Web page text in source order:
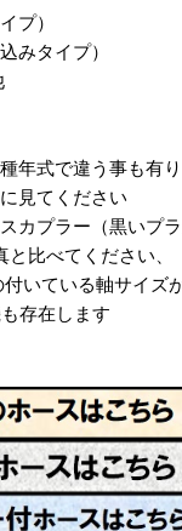
プ）
みタイプ）
年式で違う事も有
見てください
カプラー（黒いプ
比べてください、
いている軸サイズ
存在します